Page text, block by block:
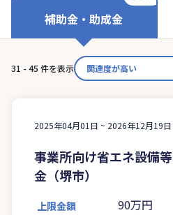
補助金・助成金
31 - 45 件を表示
2025年04月01日 ~ 2026年12月19日
事業所向け省エネ設備
金（堺市）
上限金額 90万円